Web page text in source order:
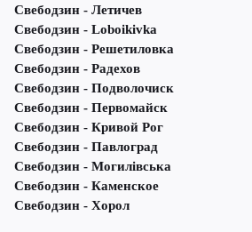
Свебодзин - Летичeв
Свебодзин - Loboikivka
Свебодзин - Решетиловка
Свебодзин - Радехов
Свебодзин - Подволочиск
Свебодзин - Первомайск
Свебодзин - Кривой Рог
Свебодзин - Павлоград
Свебодзин - Могилівська
Свебодзин - Каменское
Свебодзин - Хорол